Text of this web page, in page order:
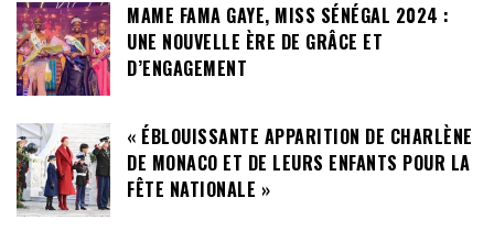
MAME FAMA GAYE, MISS SÉNÉGAL 2024 :
UNE NOUVELLE ÈRE DE GRÂCE ET
D’ENGAGEMENT
« ÉBLOUISSANTE APPARITION DE CHARLÈNE
DE MONACO ET DE LEURS ENFANTS POUR LA
FÊTE NATIONALE »